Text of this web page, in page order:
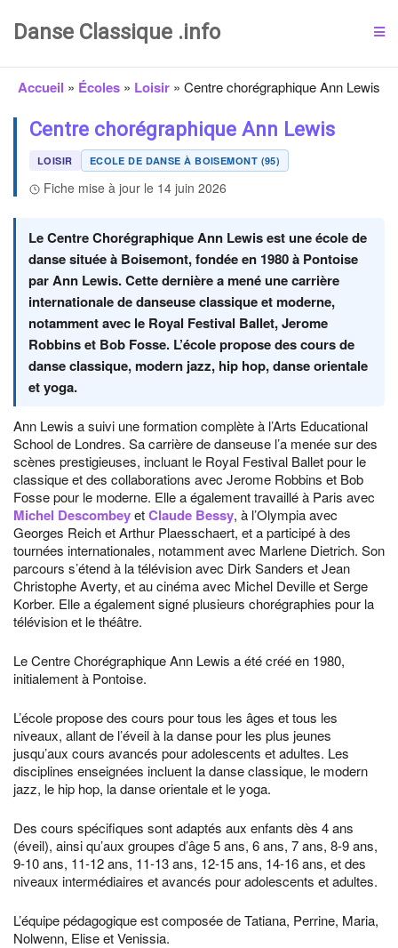
Danse Classique .info
Accueil » Écoles » Loisir » Centre chorégraphique Ann Lewis
Centre chorégraphique Ann Lewis
LOISIR ECOLE DE DANSE À BOISEMONT (95)
Fiche mise à jour le 14 juin 2026
Le Centre Chorégraphique Ann Lewis est une école de
danse située à Boisemont, fondée en 1980 à Pontoise
par Ann Lewis. Cette dernière a mené une carrière
internationale de danseuse classique et moderne,
notamment avec le Royal Festival Ballet, Jerome
Robbins et Bob Fosse. L’école propose des cours de
danse classique, modern jazz, hip hop, danse orientale
et yoga.
Ann Lewis a suivi une formation complète à l’Arts Educational
School de Londres. Sa carrière de danseuse l’a menée sur des
scènes prestigieuses, incluant le Royal Festival Ballet pour le
classique et des collaborations avec Jerome Robbins et Bob
Fosse pour le moderne. Elle a également travaillé à Paris avec
Michel DescombeyetClaude Bessy, à l’Olympia avec
Georges Reich et Arthur Plaesschaert, et a participé à des
tournées internationales, notamment avec Marlene Dietrich. Son
parcours s’étend à la télévision avec Dirk Sanders et Jean
Christophe Averty, et au cinéma avec Michel Deville et Serge
Korber. Elle a également signé plusieurs chorégraphies pour la
télévision et le théâtre.
Le Centre Chorégraphique Ann Lewis a été créé en 1980,
initialement à Pontoise.
L’école propose des cours pour tous les âges et tous les
niveaux, allant de l’éveil à la danse pour les plus jeunes
jusqu’aux cours avancés pour adolescents et adultes. Les
disciplines enseignées incluent la danse classique, le modern
jazz, le hip hop, la danse orientale et le yoga.
Des cours spécifiques sont adaptés aux enfants dès 4 ans
(éveil), ainsi qu’aux groupes d’âge 5 ans, 6 ans, 7 ans, 8-9 ans,
9-10 ans, 11-12 ans, 11-13 ans, 12-15 ans, 14-16 ans, et des
niveaux intermédiaires et avancés pour adolescents et adultes.
L’équipe pédagogique est composée de Tatiana, Perrine, Maria,
Nolwenn, Elise et Venissia.